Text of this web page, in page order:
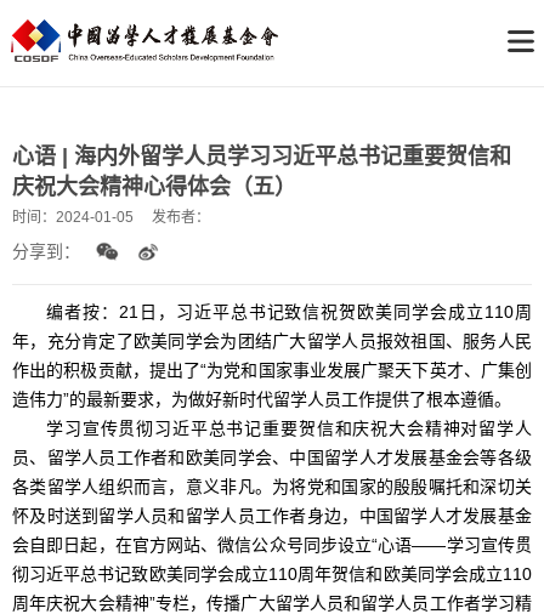
心语 | 海内外留学人员学习习近平总书记重要贺信和
庆祝大会精神心得体会（五）
时间： 2024-01-05 发布者：
分享到：
编者按：21日，习近平总书记致信祝贺欧美同学会成立110周
年，充分肯定了欧美同学会为团结广大留学人员报效祖国、服务人民
作出的积极贡献，提出了“为党和国家事业发展广聚天下英才、广集创
造伟力”的最新要求，为做好新时代留学人员工作提供了根本遵循。
学习宣传贯彻习近平总书记重要贺信和庆祝大会精神对留学人
员、留学人员工作者和欧美同学会、中国留学人才发展基金会等各级
各类留学人组织而言，意义非凡。为将党和国家的殷殷嘱托和深切关
怀及时送到留学人员和留学人员工作者身边，中国留学人才发展基金
会自即日起，在官方网站、微信公众号同步设立“心语——学习宣传贯
彻习近平总书记致欧美同学会成立110周年贺信和欧美同学会成立110
周年庆祝大会精神”专栏，传播广大留学人员和留学人员工作者学习精